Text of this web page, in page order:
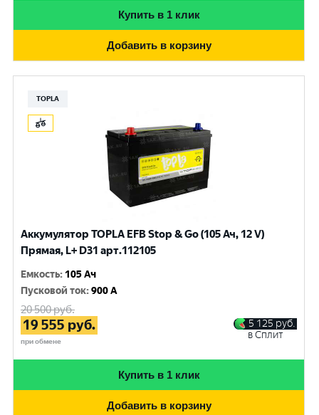
Купить в 1 клик
Добавить в корзину
TOPLA
Аккумулятор TOPLA EFB Stop & Go (105 Ач, 12 V)
Прямая, L+ D31 арт.112105
Емкость: 105 Ач
Пусковой ток:900 A
20 500руб.
19 555 руб.
при обмене
5 125 руб.
в Сплит
Купить в 1 клик
Добавить в корзину